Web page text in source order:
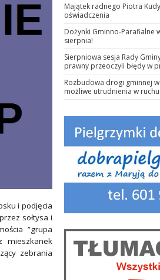
i podjęcia
sołtysa i
”grupa
mieszkanek
zebrania
Majątek radnego Piotra
oświadczenia
Dożynki Gminno-Parafialne
sierpnia!
Sierpniowa sesja Rady
prawny przeoczyli błędy w
Rozbudowa drogi gminnej
możliwe utrudnienia w